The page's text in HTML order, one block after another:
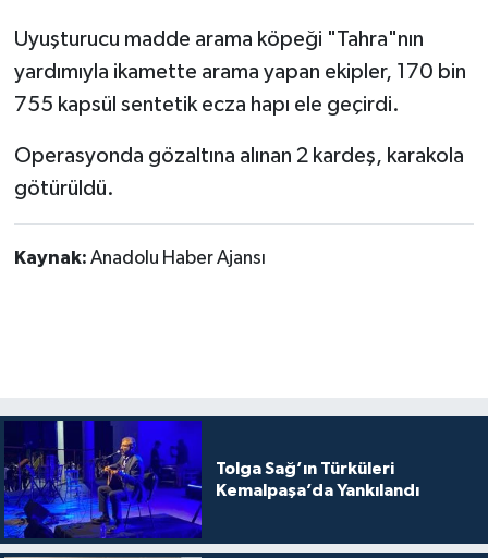
Uyuşturucu madde arama köpeği "Tahra"nın
yardımıyla ikamette arama yapan ekipler, 170 bin
755 kapsül sentetik ecza hapı ele geçirdi.
Operasyonda gözaltına alınan 2 kardeş, karakola
götürüldü.
Kaynak: Anadolu Haber Ajansı
Tolga Sağ’ın Türküleri
Kemalpaşa’da Yankılandı